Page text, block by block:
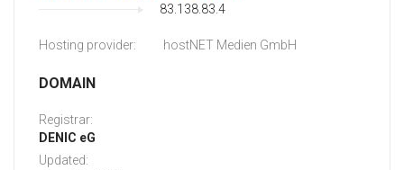
83.138.83.4
Hosting provider: hostNET Medien GmbH
DOMAIN
Registrar:
DENIC eG
Updated: